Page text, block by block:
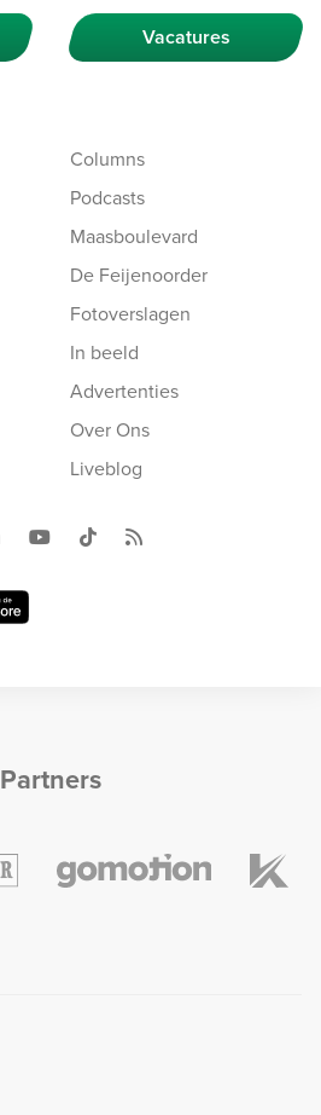
Vacatures
Columns
Podcasts
Maasboulevard
De Feijenoorder
Fotoverslagen
In beeld
Advertenties
Over Ons
Liveblog
Partners